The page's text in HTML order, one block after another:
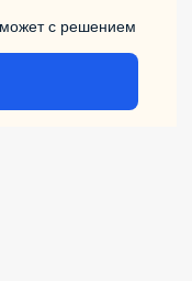
с решением